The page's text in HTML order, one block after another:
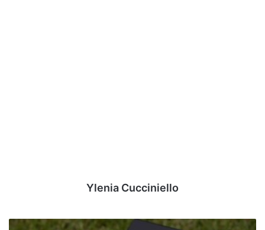
Ylenia Cucciniello
Avellino,